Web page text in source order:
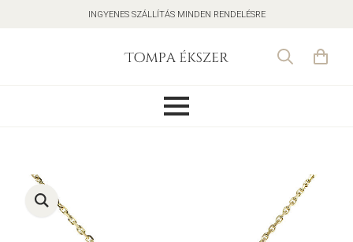
INGYENES SZÁLLÍTÁS MINDEN RENDELÉSRE